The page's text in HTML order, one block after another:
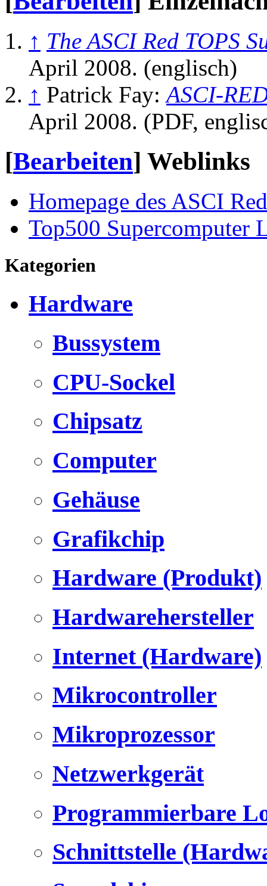
↑ The ASCI Red TOPS
April 2008. (englisch)
↑ Patrick Fay:ASCI-
April 2008. (PDF,
[Bearbeiten] Weblinks
Homepage des ASCI Red
Top500 Supercomputer
Kategorien
Hardware
Bussystem
CPU-Sockel
Chipsatz
Computer
Gehäuse
Grafikchip
Hardware (Produkt)
Hardwarehersteller
Internet (Hardware)
Mikrocontroller
Mikroprozessor
Netzwerkgerät
Programmierbare
Schnittstelle